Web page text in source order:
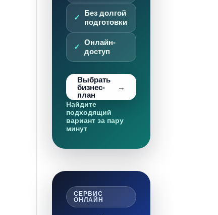
Без долгой
подготовки
Онлайн-
доступ
Выбрать
бизнес-
план
Найдите
подходящий
вариант за пару
минут
СЕРВИС
ОНЛАЙН